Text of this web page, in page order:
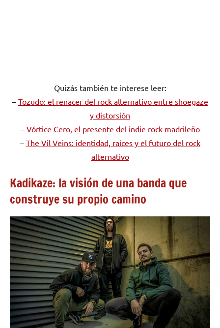
Quizás también te interese leer:
– Tozudo: el renacer del rock alternativo entre shoegaze
y distorsión
– Vórtice Cero, el presente del indie rock madrileño
– The Vil Veins: identidad, raíces y el futuro del rock
alternativo
Kadikaze: la visión de una banda que
construye su propio camino